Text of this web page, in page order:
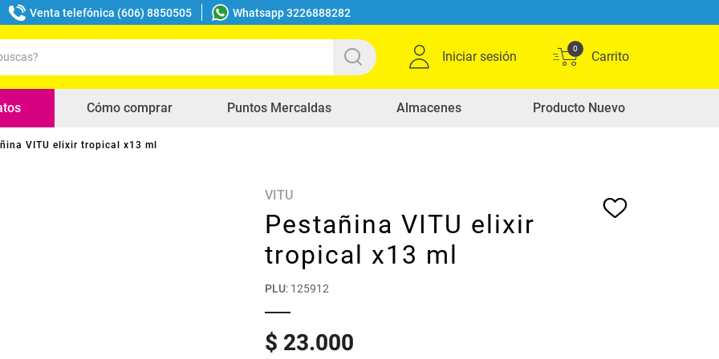
Venta telefónica (606) 8850505 Whatsapp 3226888282
Iniciar sesión
0
Cómo comprar Puntos Mercaldas Almacenes Producto Nuevo
VITU elixir tropical x13 ml
VITU
Pestañina VITU elixir
tropical x13 ml
PLU: 125912
$ 23.000
buscados